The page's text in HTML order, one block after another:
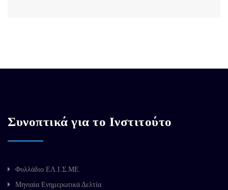
Συνοπτικά για το Ινστιτούτο
Φυλλάδιο ΕΛ.Ι.Σ.ΜΕ.
Μηνιαία Ενημερωτικά Δελτία